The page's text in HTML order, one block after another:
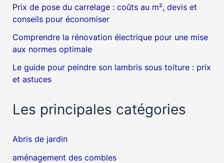
Prix de pose du carrelage : coûts au m², devis et
conseils pour économiser
Comprendre la rénovation électrique pour une mise
aux normes optimale
Le guide pour peindre son lambris sous toiture : prix
et astuces
Les principales catégories
Abris de jardin
aménagement des combles